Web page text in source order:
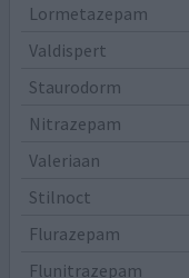
Lormetazepam
Valdispert
Staurodorm
Nitrazepam
Valeriaan
Stilnoct
Flurazepam
Flunitrazepam